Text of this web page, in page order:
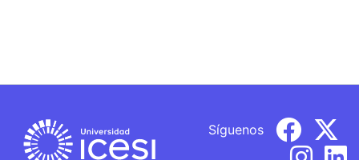
Síguenos